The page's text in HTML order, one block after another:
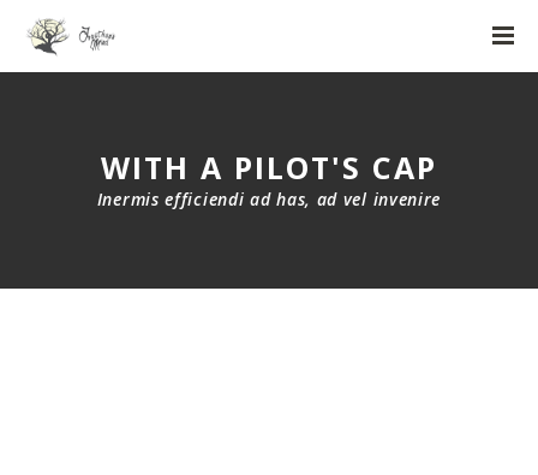
WITH A PILOT'S CAP
Inermis efficiendi ad has, ad vel invenire